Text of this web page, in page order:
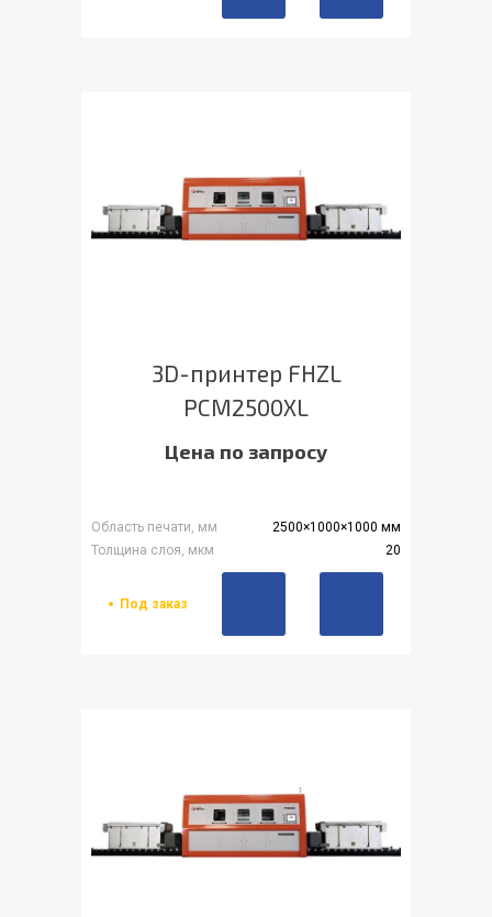
3D-принтер FHZL
PCM2500XL
Цена по запросу
Область печати, мм
2500×1000×1000 мм
Толщина слоя, мкм
20
Под заказ